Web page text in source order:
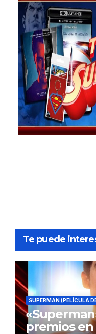
Te puede
SUPERMAN (PELÍCULA
premios